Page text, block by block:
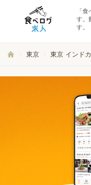
「
す。
す。
東京 東京 インド